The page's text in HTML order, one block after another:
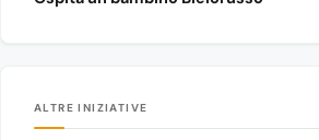
ALTRE INIZIATIVE